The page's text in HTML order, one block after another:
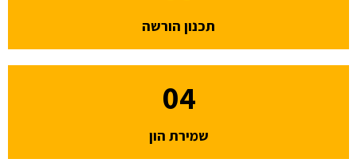
04
שמירת הון
תכנון הורשה